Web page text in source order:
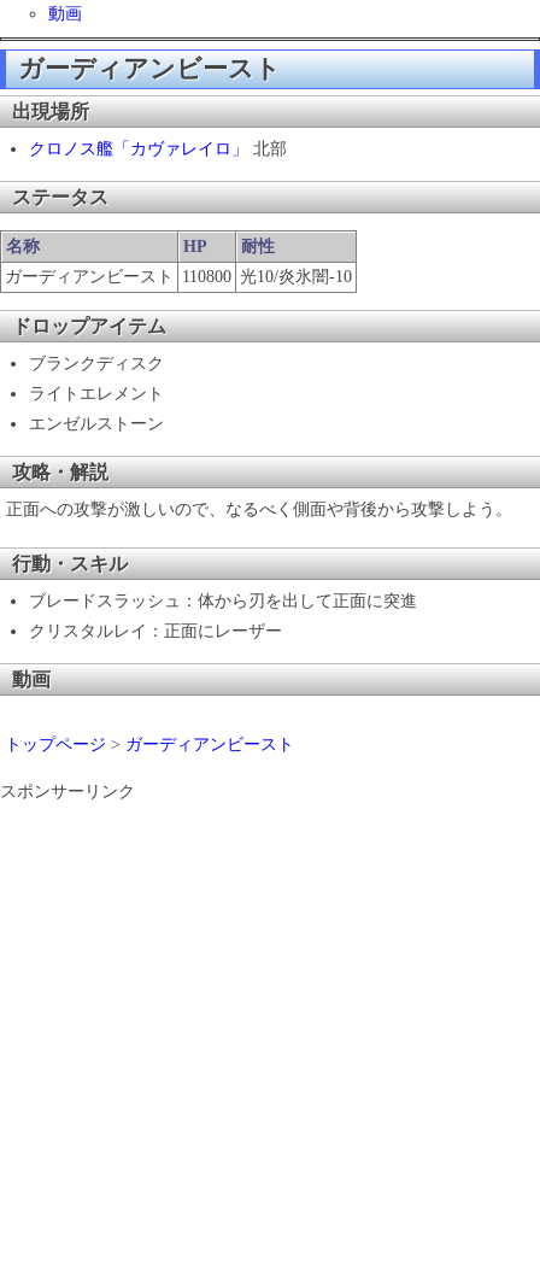
動画
ガーディアンビースト
出現場所
クロノス艦「カヴァレイロ」 北部
ステータス
名称 HP
耐性
ガーディアンビースト
110800 光10/炎氷闇-10
ドロップアイテム
ブランクディスク
ライトエレメント
エンゼルストーン
攻略・解説
正面への攻撃が激しいので、なるべく側面や背後から攻撃しよう。
行動・スキル
ブレードスラッシュ：体から刃を出して正面に突進
クリスタルレイ：正面にレーザー
動画
トップページ > ガーディアンビースト
スポンサーリンク